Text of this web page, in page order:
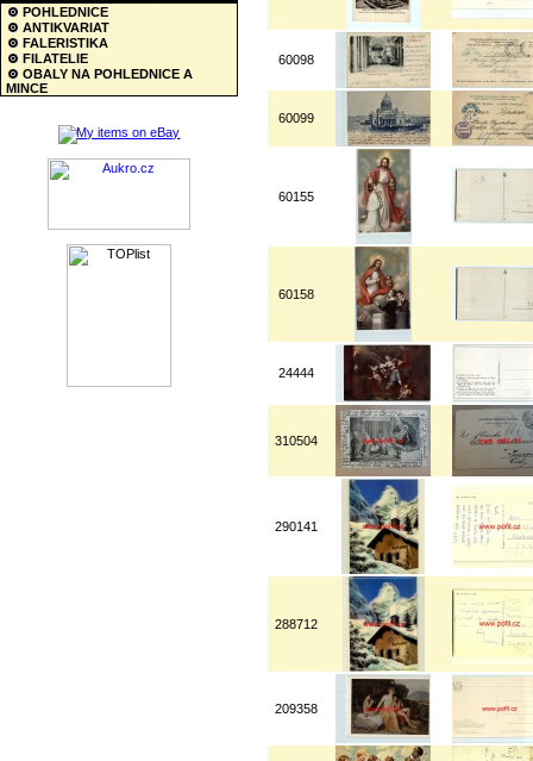
POHLEDNICE
ANTIKVARIAT
FALERISTIKA
FILATELIE
OBALY NA POHLEDNICE A
MINCE
60098
60099
60155
60158
24444
310504
290141
288712
209358